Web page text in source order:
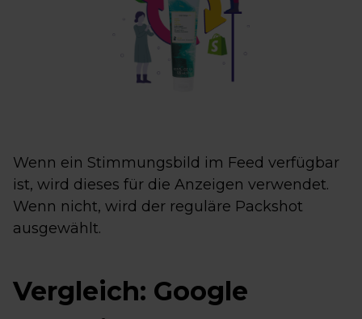
Wenn ein Stimmungsbild im Feed verfügbar
ist, wird dieses für die Anzeigen verwendet.
Wenn nicht, wird der reguläre Packshot
ausgewählt.
Vergleich: Google